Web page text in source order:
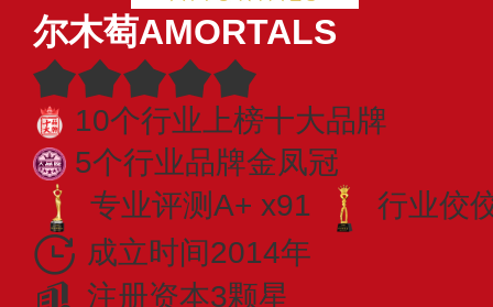
尔木萄AMORTALS
10个行业上榜十大品牌
5个行业品牌金凤冠
专业评测A+ x91
行业佼
成立时间2014年
注册资本3颗星